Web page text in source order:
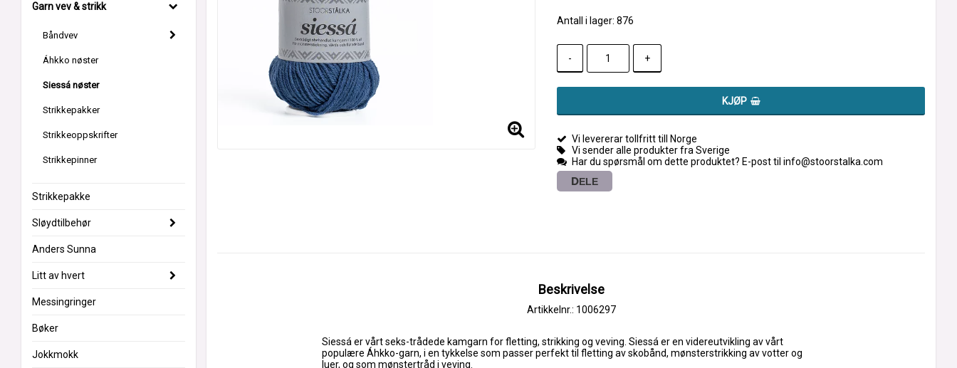
Garn vev & strikk
Båndvev
Áhkko nøster
Siessá nøster
Strikkepakker
Strikkeoppskrifter
Strikkepinner
Strikkepakke
Sløydtilbehør
Anders Sunna
Litt av hvert
Messingringer
Bøker
Jokkmokk
Antall i lager: 876
- +
KJØP
Vi levererar tollfritt till Norge
Vi sender alle produkter fra Sverige
Har du spørsmål om dette produktet? E-post til info@stoorstalka.com
DELE
Beskrivelse
Artikkelnr.: 1006297
Siessá er vårt seks-trådede kamgarn for fletting, strikking og veving. Siessá er en videreutvikling av vårt
populære Áhkko-garn, i en tykkelse som passer perfekt til fletting av skobånd, mønsterstrikking av votter og
luer, og som mønstertråd i veving.